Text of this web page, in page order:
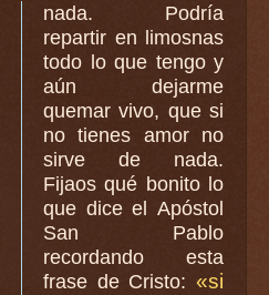
nada. Podría
repartir en limosnas
todo lo que tengo y
aún dejarme
quemar vivo, que si
no tienes amor no
sirve de nada.
Fijaos qué bonito lo
que dice el Apóstol
San Pablo
recordando esta
frase de Cristo: «si